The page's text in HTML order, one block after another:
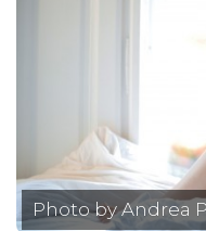
Photo by Andrea